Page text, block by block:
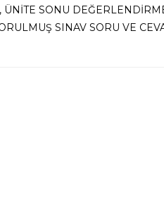
SONU
SINAV SORU VE